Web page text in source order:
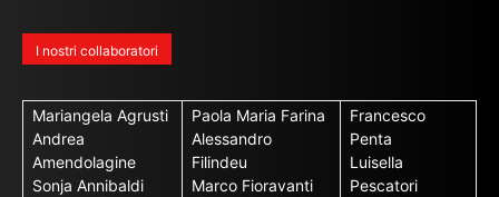
I nostri collaboratori
Mariangela Agrusti
Andrea
Amendolagine
Sonja Annibaldi
Paola Maria Farina
Alessandro
Filindeu
Marco Fioravanti
Francesco
Penta
Luisella
Pescatori